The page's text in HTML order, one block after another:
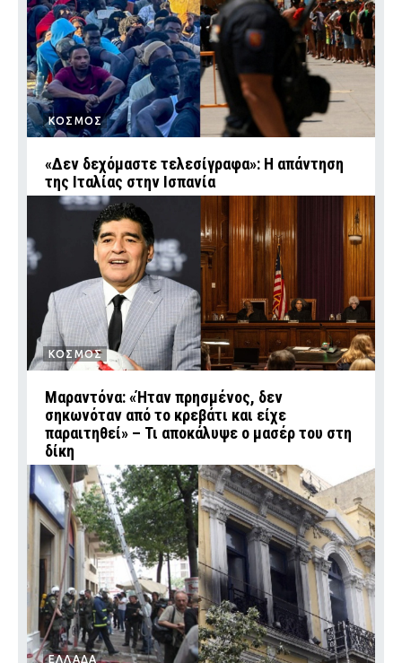
ΚΟΣΜΟΣ
«Δεν δεχόμαστε τελεσίγραφα»: Η απάντηση
της Ιταλίας στην Ισπανία
ΚΟΣΜΟΣ
Μαραντόνα: «Ήταν πρησμένος, δεν
σηκωνόταν από το κρεβάτι και είχε
παραιτηθεί» – Τι αποκάλυψε ο μασέρ του στη
δίκη
ΕΛΛΑΔΑ